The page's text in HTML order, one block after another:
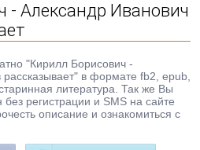
- Александр Иванович
"Кирилл Борисович -
в формате fb2, epub,
литература. Так же Вы
без регистрации и SMS на сайте
описание и ознакомиться с